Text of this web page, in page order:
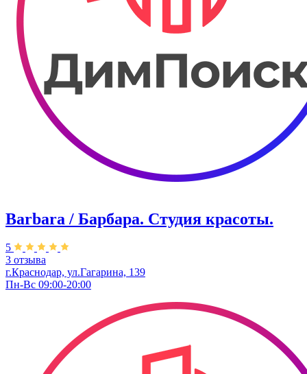
Barbara / Барбара. Студия красоты.
5
3 отзыва
г.Краснодар, ул.Гагарина, 139
Пн-Вс 09:00-20:00